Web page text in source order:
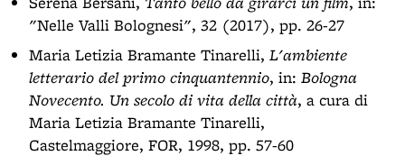
"Nelle Valli Bolognesi", 32 (2017), pp. 26-27
Maria Letizia Bramante Tinarelli, L'ambiente
letterario del primo cinquantennio, in: Bologna
Novecento. Un secolo di vita della città, a cura di
Maria Letizia Bramante Tinarelli,
Castelmaggiore, FOR, 1998, pp. 57-60